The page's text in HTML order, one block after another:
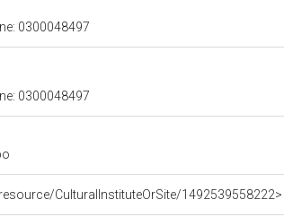
0300048497
0300048497
CulturalInstituteOrSite/1492539558222>